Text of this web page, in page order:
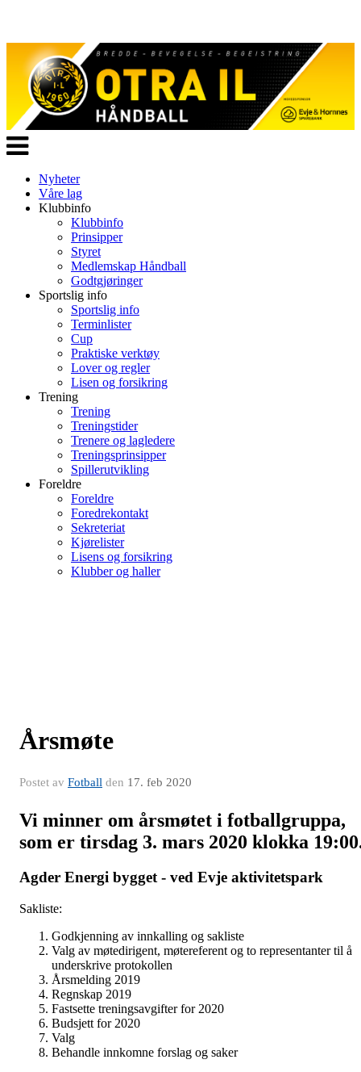
Veksle
navigasjon
Nyheter
Våre lag
Klubbinfo
Klubbinfo
Prinsipper
Styret
Medlemskap Håndball
Godtgjøringer
Sportslig info
Sportslig info
Terminlister
Cup
Praktiske verktøy
Lover og regler
Lisen og forsikring
Trening
Trening
Treningstider
Trenere og lagledere
Treningsprinsipper
Spillerutvikling
Foreldre
Foreldre
Foredrekontakt
Sekreteriat
Kjørelister
Lisens og forsikring
Klubber og haller
Årsmøte
Postet av Fotball den 17. feb 2020
Vi minner om årsmøtet i fotballgruppa,
som er tirsdag 3. mars 2020 klokka
Agder Energi bygget - ved Evje aktivitetspark
Sakliste:
Godkjenning av innkalling og sakliste
Valg av møtedirigent, møtereferent og to representanter til å
underskrive protokollen
Årsmelding 2019
Regnskap 2019
Fastsette treningsavgifter for 2020
Budsjett for 2020
Valg
Behandle innkomne forslag og saker